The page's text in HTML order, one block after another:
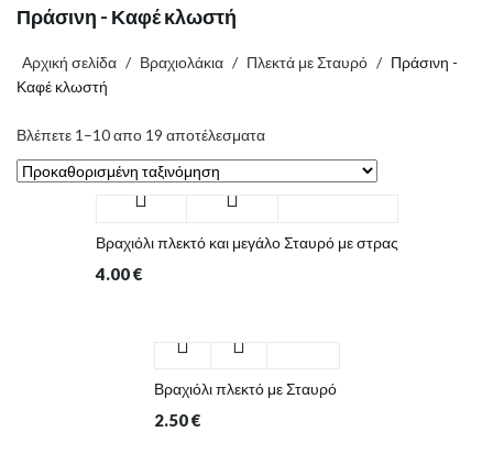
Πράσινη - Καφέ κλωστή
Αρχική σελίδα / Βραχιολάκια / Πλεκτά με Σταυρό / Πράσινη -
Καφέ κλωστή
Βλέπετε 1–10 απο 19 αποτέλεσματα
Βραχιόλι πλεκτό και μεγάλο Σταυρό με στρας
4.00€
Βραχιόλι πλεκτό με Σταυρό
2.50€